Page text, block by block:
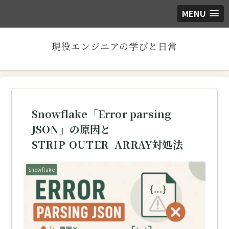
MENU
現役エンジニアの学びと日常
Snowflake「Error parsing
JSON」の原因と
STRIP_OUTER_ARRAY対処法
Snowflake